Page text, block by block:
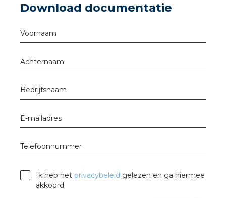
Download documentatie
Voornaam
Achternaam
Bedrijfsnaam
E-mailadres
Telefoonnummer
Ik heb het privacybeleid gelezen en ga hiermee
akkoord
installeren in de tuinbouw
stekerbare vlakkabel
GST®
RST®